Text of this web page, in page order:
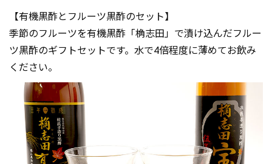
【有機黒酢とフルーツ黒酢のセット】
季節のフルーツを有機黒酢「桷志田」で漬け込んだフルー
ツ黒酢のギフトセットです。水で4倍程度に薄めてお飲み
ください。